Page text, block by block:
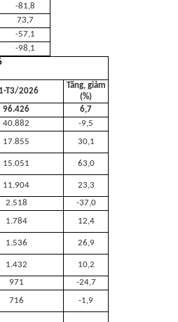
-81,8
73,7
-57,1
-98,1
T3/2026
Tăng, giảm
(%)
96.426
6,7
40.882
-9,5
17.855 30,1
15.051 63,0
11.904
23,3
2.518
-37,0
1.784 12,4
1.536 26,9
1.432
10,2
971
-24,7
716 -1,9